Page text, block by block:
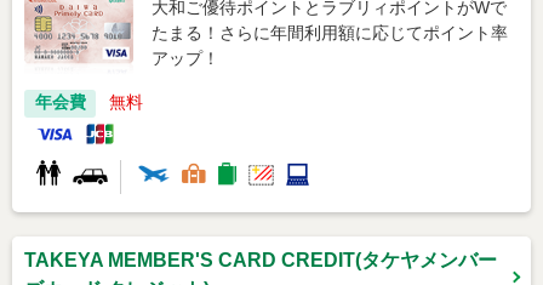
大和ご優待ポイントとラブリィポイントがWで
たまる！さらに年間利用額に応じてポイント率
アップ！
年会費 無料
TAKEYA MEMBER'S CARD CREDIT(タケヤメンバー